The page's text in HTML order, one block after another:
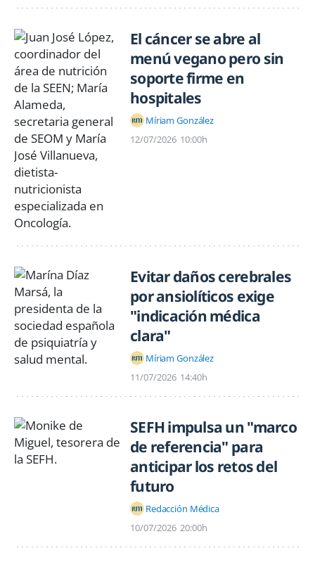
El cáncer se abre al
menú vegano pero sin
soporte firme en
hospitales
Míriam González
12/07/2026 10:00h
Evitar daños cerebrales
por ansiolíticos exige
"indicación médica
clara"
Míriam González
11/07/2026 14:40h
SEFH impulsa un "marco
de referencia" para
anticipar los retos del
futuro
Redacción Médica
10/07/2026 20:00h